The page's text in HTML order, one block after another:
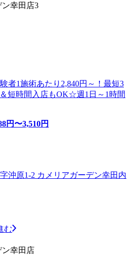
ン幸田店3
者1施術あたり2,840円～！最短3
短時間入店もOK☆週1日～1時間
円〜3,510円
沖原1-2 カメリアガーデン幸田内
む
ン幸田店